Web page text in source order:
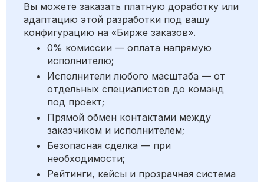
Вы можете заказать платную доработку или
адаптацию этой разработки под вашу
конфигурацию на «Бирже заказов».
0% комиссии — оплата напрямую
исполнителю;
Исполнители любого масштаба — от
отдельных специалистов до команд
под проект;
Прямой обмен контактами между
заказчиком и исполнителем;
Безопасная сделка — при
необходимости;
Рейтинги, кейсы и прозрачная система